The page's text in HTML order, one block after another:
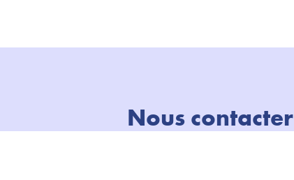
Nous contacter